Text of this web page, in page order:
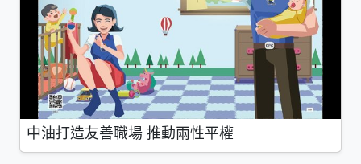
中油打造友善職場 推動兩性平權